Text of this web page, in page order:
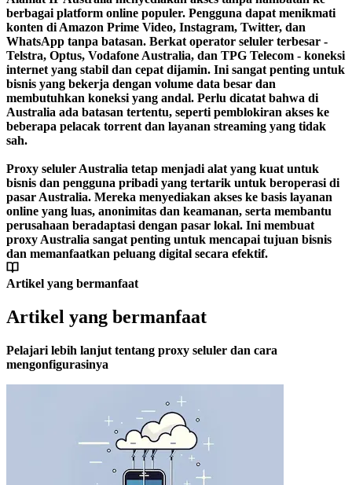
berbagai platform online populer. Pengguna dapat menikmati
konten di Amazon Prime Video, Instagram, Twitter, dan
WhatsApp tanpa batasan. Berkat operator seluler terbesar -
Telstra, Optus, Vodafone Australia, dan TPG Telecom - koneksi
internet yang stabil dan cepat dijamin. Ini sangat penting untuk
bisnis yang bekerja dengan volume data besar dan
membutuhkan koneksi yang andal. Perlu dicatat bahwa di
Australia ada batasan tertentu, seperti pemblokiran akses ke
beberapa pelacak torrent dan layanan streaming yang tidak
sah.
Proxy seluler Australia tetap menjadi alat yang kuat untuk
bisnis dan pengguna pribadi yang tertarik untuk beroperasi di
pasar Australia. Mereka menyediakan akses ke basis layanan
online yang luas, anonimitas dan keamanan, serta membantu
perusahaan beradaptasi dengan pasar lokal. Ini membuat
proxy Australia sangat penting untuk mencapai tujuan bisnis
dan memanfaatkan peluang digital secara efektif.
Artikel yang bermanfaat
Artikel yang bermanfaat
Pelajari lebih lanjut tentang proxy seluler dan cara
mengonfigurasinya